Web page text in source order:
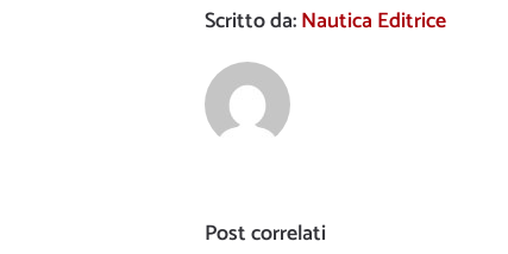
Scritto da:Nautica Editrice
Post correlati